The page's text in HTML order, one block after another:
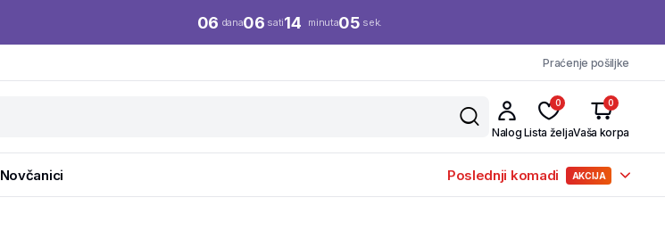
06 dana06 sati14 minuta04 sek.
Praćenje pošiljke
Nalog
0
Lista želja
0
Vaša korpa
Novčanici Poslednji komadi AKCIJA